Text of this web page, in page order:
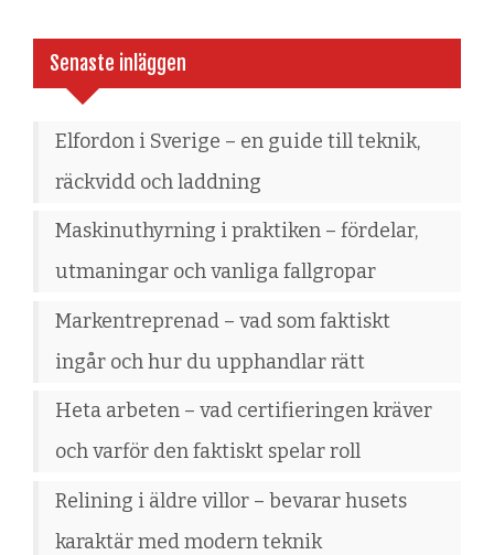
Senaste inläggen
Elfordon i Sverige – en guide till teknik,
räckvidd och laddning
Maskinuthyrning i praktiken – fördelar,
utmaningar och vanliga fallgropar
Markentreprenad – vad som faktiskt
ingår och hur du upphandlar rätt
Heta arbeten – vad certifieringen kräver
och varför den faktiskt spelar roll
Relining i äldre villor – bevarar husets
karaktär med modern teknik